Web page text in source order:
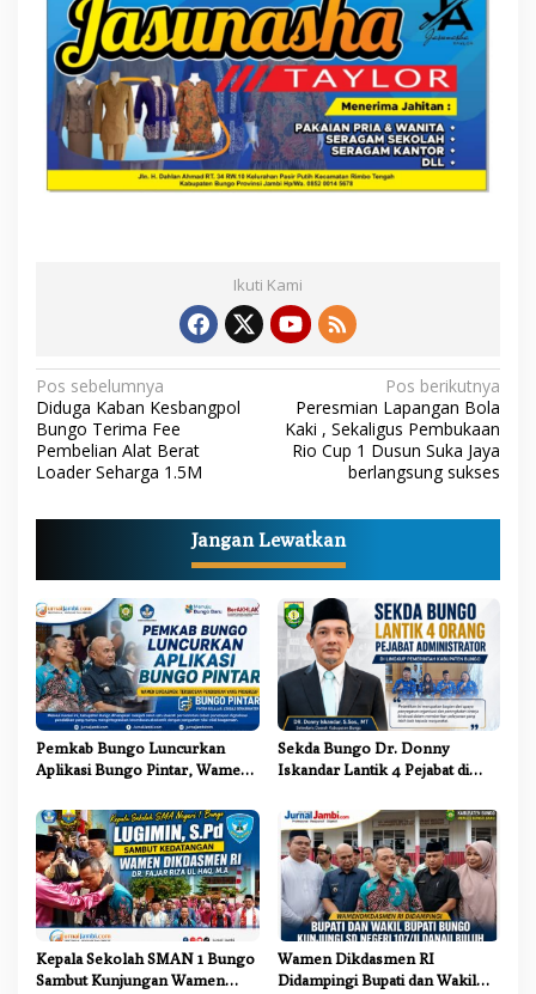
Ikuti Kami
N
a
v
g
s
i
p
o
s
Pos sebelumnya
Diduga Kaban Kesbangpol
Bungo Terima Fee
Pembelian Alat Berat
Loader Seharga 1.5M
Pos berikutnya
Peresmian Lapangan Bola
Kaki , Sekaligus Pembukaan
Rio Cup 1 Dusun Suka Jaya
berlangsung sukses
Jangan Lewatkan
Pemkab Bungo Luncurkan
Aplikasi Bungo Pintar, Wamen
Pendidikan yang Progresif
Sekda Bungo Dr. Donny
Iskandar Lantik 4 Pejabat di
Kepala Sekolah SMAN 1 Bungo
Sambut Kunjungan Wamen
Wamen Dikdasmen RI
Didampingi Bupati dan Wakil